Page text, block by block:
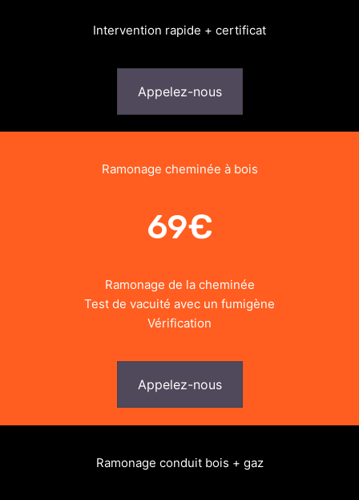
Intervention rapide + certificat
Appelez-nous
Ramonage cheminée à bois
69€
Ramonage de la cheminée
Test de vacuité avec un fumigène
Vérification
Appelez-nous
Ramonage conduit bois + gaz